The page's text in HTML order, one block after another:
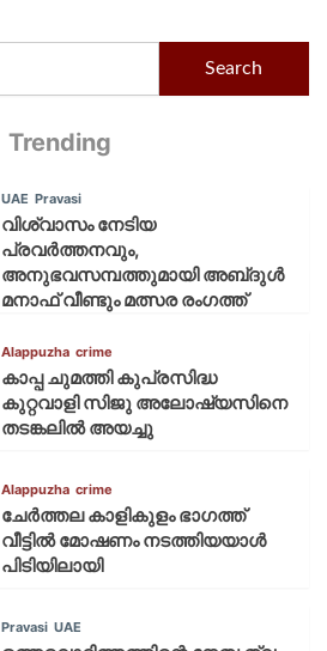
Search
Trending
UAE Pravasi
വിശ്വാസം നേടിയ
പ്രവർത്തനവും,
അനുഭവസമ്പത്തുമായി അബ്‌ദുൾ
മനാഫ് വീണ്ടും മത്സര രംഗത്ത്
Alappuzha crime
കാപ്പ ചുമത്തി കുപ്രസിദ്ധ
കുറ്റവാളി സിജു അലോഷ്യസിനെ
തടങ്കലിൽ അയച്ചു
Alappuzha crime
ചേർത്തല കാളികുളം ഭാഗത്ത്
വീട്ടിൽ മോഷണം നടത്തിയയാൾ
പിടിയിലായി
Pravasi UAE